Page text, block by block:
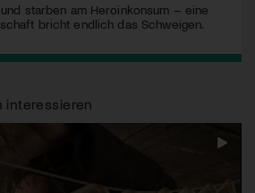
starben am Heroinkonsum – eine
bricht endlich das Schweigen.
interessieren